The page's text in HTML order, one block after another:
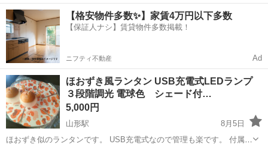
【格安物件多数✨】家賃4万円以下多数
【保証人ナシ】賃貸物件多数掲載！
ニフティ不動産 Ad
ほおずき風ランタン USB充電式LEDランプ
３段階調光 電球色 シェード付…
5,000円
山形駅
8月5日
ほおずき似のランタンです。 USB充電式なので管理も楽です。 付属の